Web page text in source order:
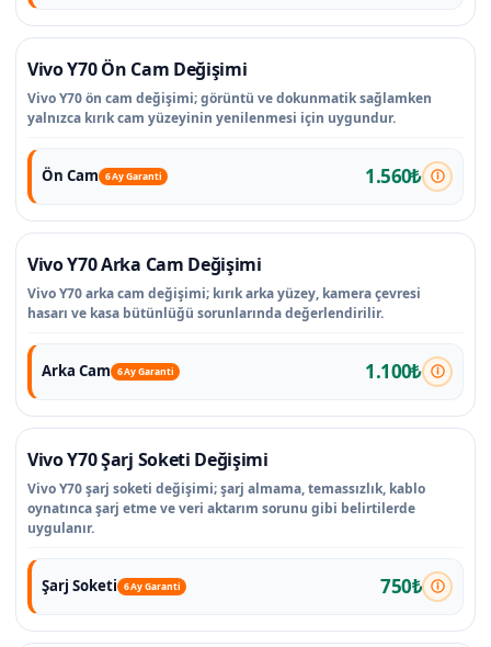
Vivo Y70 Ön Cam Değişimi
Vivo Y70 ön cam değişimi; görüntü ve dokunmatik sağlamken
yalnızca kırık cam yüzeyinin yenilenmesi için uygundur.
Ön Cam 6 Ay Garanti 1.560₺
Vivo Y70 Arka Cam Değişimi
Vivo Y70 arka cam değişimi; kırık arka yüzey, kamera çevresi
hasarı ve kasa bütünlüğü sorunlarında değerlendirilir.
Arka Cam 6 Ay Garanti 1.100₺
Vivo Y70 Şarj Soketi Değişimi
Vivo Y70 şarj soketi değişimi; şarj almama, temassızlık, kablo
oynatınca şarj etme ve veri aktarım sorunu gibi belirtilerde
uygulanır.
Şarj Soketi 6 Ay Garanti 750₺